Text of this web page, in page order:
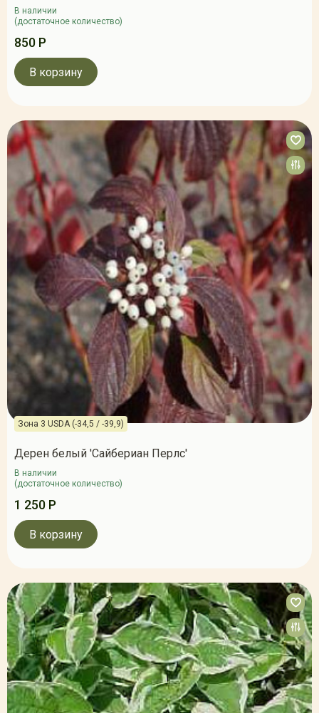
В наличии
(достаточное количество)
850 Р
В корзину
Зона 3 USDA (-34,5 / -39,9)
Дерен белый 'Сайбериан Перлс'
В наличии
(достаточное количество)
1 250 Р
В корзину